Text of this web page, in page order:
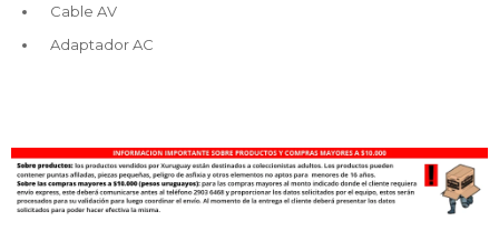
Cable AV
Adaptador AC